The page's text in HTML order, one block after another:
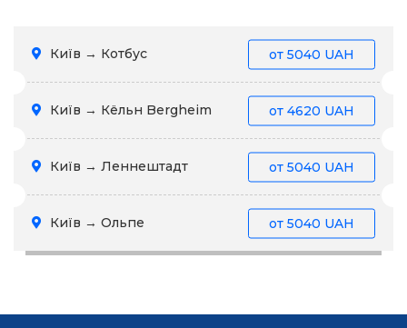
Київ → Котбус от 5040 UAH
Київ → Кёльн Bergheim от 4620 UAH
Київ → Леннештадт от 5040 UAH
Київ → Ольпе от 5040 UAH